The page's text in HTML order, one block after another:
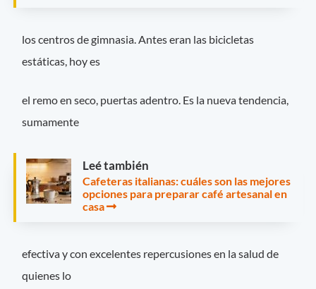
los centros de gimnasia. Antes eran las bicicletas
estáticas, hoy es
el remo en seco, puertas adentro. Es la nueva tendencia,
sumamente
Leé también
Cafeteras italianas: cuáles son las mejores
opciones para preparar café artesanal en
casa
efectiva y con excelentes repercusiones en la salud de
quienes lo